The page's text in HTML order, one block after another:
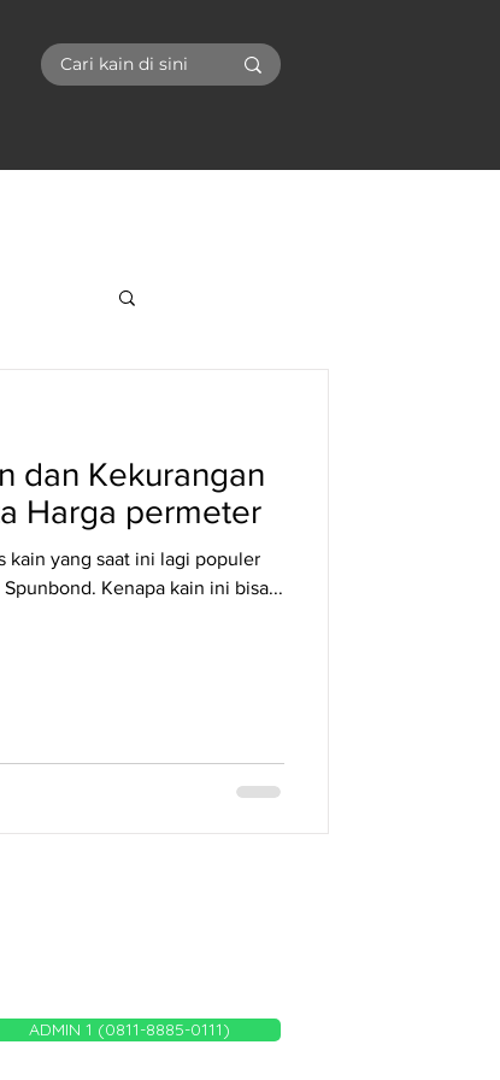
dan Kekurangan
Harga permeter
kain yang saat ini lagi populer
Kenapa kain ini bisa...
ADMIN 1 (0811-8885-0111)